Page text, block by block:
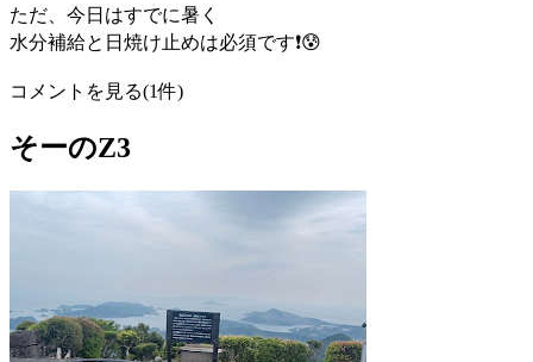
ただ、今日はすでに暑く
水分補給と日焼け止めは必須です❗️😰
コメントを見る(1件)
そーのZ3